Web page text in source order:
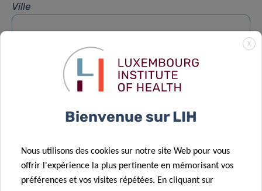
Ville
X
Bienvenue sur LIH
Nous utilisons des cookies sur notre site Web pour vous
offrir l'expérience la plus pertinente en mémorisant vos
préférences et vos visites répétées. En cliquant sur